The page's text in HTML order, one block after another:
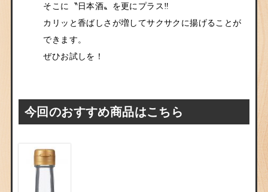
そこに〝日本酒〟を更にプラス‼︎
カリッと香ばしさが増してサクサクに揚げることが
できます。
ぜひお試しを！
今回のおすすめ商品はこちら